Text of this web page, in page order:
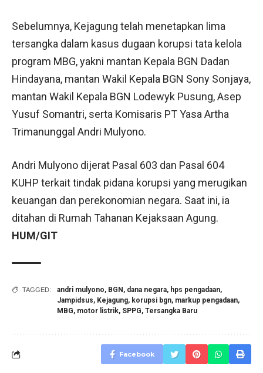
Sebelumnya, Kejagung telah menetapkan lima
tersangka dalam kasus dugaan korupsi tata kelola
program MBG, yakni mantan Kepala BGN Dadan
Hindayana, mantan Wakil Kepala BGN Sony Sonjaya,
mantan Wakil Kepala BGN Lodewyk Pusung, Asep
Yusuf Somantri, serta Komisaris PT Yasa Artha
Trimanunggal Andri Mulyono.
Andri Mulyono dijerat Pasal 603 dan Pasal 604
KUHP terkait tindak pidana korupsi yang merugikan
keuangan dan perekonomian negara. Saat ini, ia
ditahan di Rumah Tahanan Kejaksaan Agung.
HUM/GIT
TAGGED: andri mulyono, BGN , dana negara, hps pengadaan,
Jampidsus, Kejagung, korupsi bgn, markup pengadaan,
MBG, motor listrik, SPPG, Tersangka Baru
Facebook